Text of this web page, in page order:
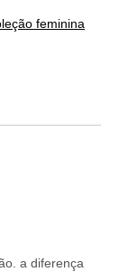
feminina
a diferença